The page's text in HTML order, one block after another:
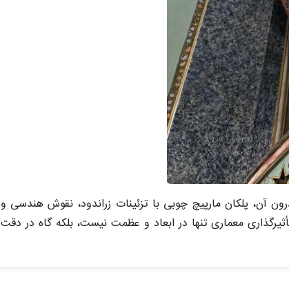
آن، پلکان مارپیچ چوبی با تزئینات زراندود، نقوش هندسی و
معماری تنها در ابعاد و عظمت نیست، بلکه گاه در دقت